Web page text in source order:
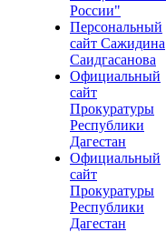
России"
Персональный
сайт Сажидина
Саидгасанова
Официальный
сайт
Прокуратуры
Республики
Дагестан
Официальный
сайт
Прокуратуры
Республики
Дагестан